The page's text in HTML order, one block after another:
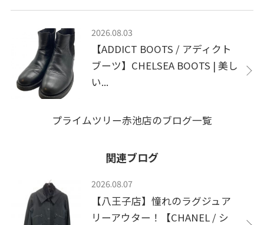
2026.08.03
【ADDICT BOOTS / アディクト
ブーツ】CHELSEA BOOTS | 美し
い...
プライムツリー赤池店のブログ一覧
関連ブログ
2026.08.07
【八王子店】憧れのラグジュア
リーアウター！【CHANEL / シ